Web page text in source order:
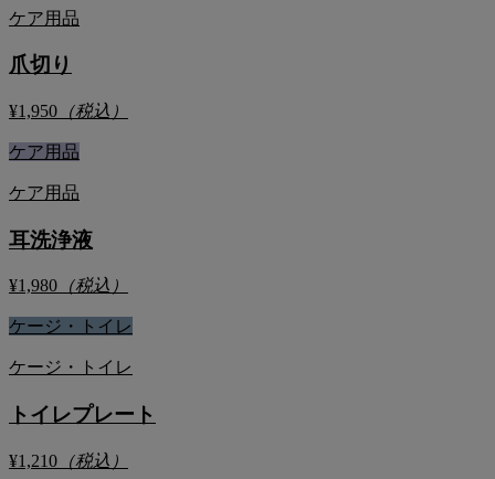
ケア用品
爪切り
¥1,950 （税込）
ケア用品
ケア用品
耳洗浄液
¥1,980 （税込）
ケージ・トイレ
ケージ・トイレ
トイレプレート
¥1,210 （税込）